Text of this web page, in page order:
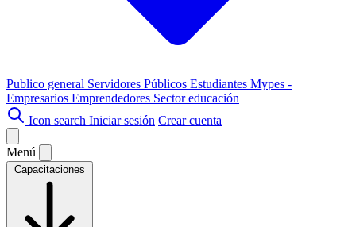
Publico general Servidores Públicos Estudiantes Mypes -
Empresarios Emprendedores Sector educación
Icon search Iniciar sesión Crear cuenta
Menú
Capacitaciones